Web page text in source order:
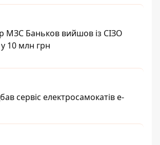
МЗС Баньков вийшов із СІЗО
у 10 млн грн
сервіс електросамокатів e-